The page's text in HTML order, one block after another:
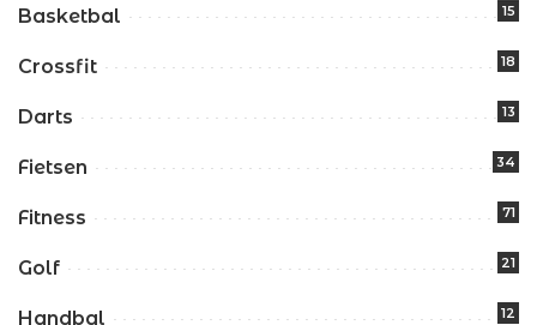
Basketbal 15
Crossfit 18
Darts 13
Fietsen 34
Fitness 71
Golf 21
Handbal 12